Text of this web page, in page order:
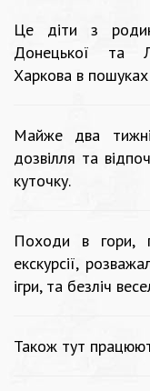
Це діти з
Донецької та
Харкова в
Майже два
дозвілля та
куточку.
Походи в гори,
екскурсії,
ігри, та безліч
Також тут